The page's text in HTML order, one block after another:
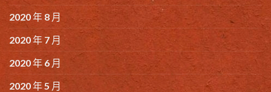
2020 年 8 月
2020 年 7 月
2020 年 6 月
2020 年 5 月